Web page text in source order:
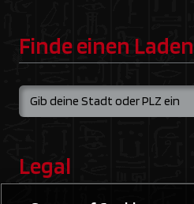
Finde einen Laden
Legal